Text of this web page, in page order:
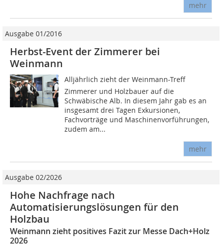
mehr
Ausgabe 01/2016
Herbst-Event der Zimmerer bei
Weinmann
Alljährlich zieht der Weinmann-Treff
Zimmerer und Holzbauer auf die
Schwäbische Alb. In diesem Jahr gab es an
insgesamt drei Tagen Exkursionen,
Fachvorträge und Maschinenvorführungen,
zudem am...
mehr
Ausgabe 02/2026
Hohe Nachfrage nach
Automatisierungslösungen für den
Holzbau
Weinmann zieht positives Fazit zur Messe Dach+Holz
2026